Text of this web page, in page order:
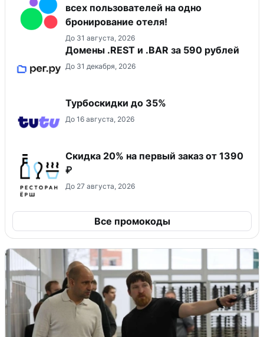
всех пользователей на одно
бронирование отеля!
До 31 августа, 2026
Домены .REST и .BAR за 590 рублей
До 31 декабря, 2026
Турбоскидки до 35%
До 16 августа, 2026
Скидка 20% на первый заказ от 1390
₽
До 27 августа, 2026
Все промокоды